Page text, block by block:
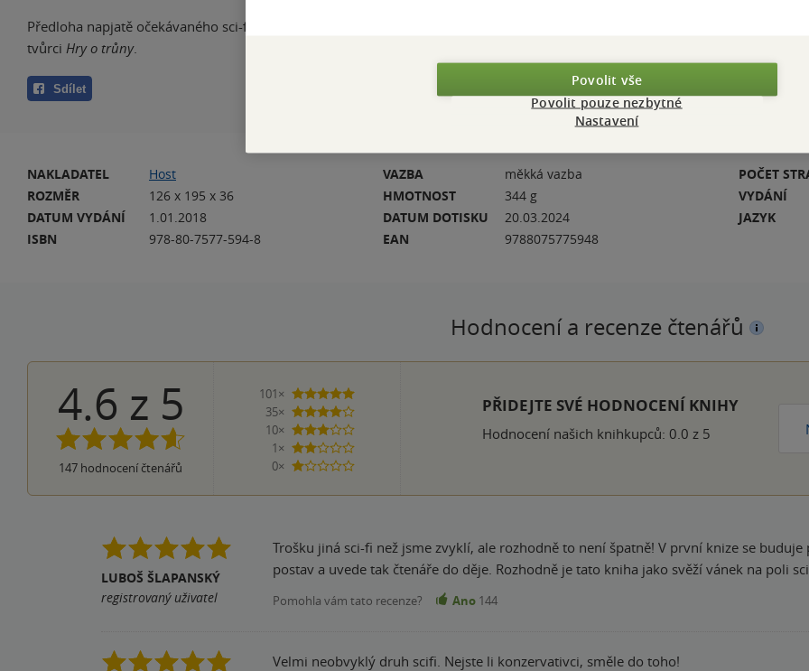
Předloha napjatě očekávaného sci-fi seriálu, který pro Netflix natočili
tvůrci Hry o trůny.
Sdílet
NAKLADATEL
Host
ROZMĚR
126 x 195 x 36
DATUM VYDÁNÍ
1.01.2018
ISBN
978-80-7577-594-8
VAZBA
měkká vazba
HMOTNOST
344 g
DATUM DOTISKU
20.03.2024
EAN
9788075775948
POČET
VYDÁNÍ
JAZYK
Hodnocení a recenze čtenářů
4.6 z 5
147 hodnocení čtenářů
101×
5 hvězdiček
35×
4 hvězdičky
10×
3 hvězdičky
1×
2 hvězdičky
0×
1 hvezdička
PŘIDEJTE SVÉ HODNOCENÍ KNIHY
Hodnocení našich knihkupců: 0.0 z 5
LUBOŠ ŠLAPANSKÝ
registrovaný uživatel
Trošku jiná sci-fi než jsme zvyklí, ale rozhodně to není špatně! V první knize se
postav a uvede tak čtenáře do děje. Rozhodně je tato kniha jako svěží vánek na poli
Pomohla vám tato recenze? Ano 144
Velmi neobvyklý druh scifi. Nejste li konzervativci, směle do toho!
Povolit vše
Povolit pouze nezbytné
Nastavení